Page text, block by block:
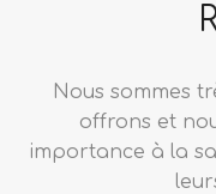
Nous sommes
offrons et
importance à la